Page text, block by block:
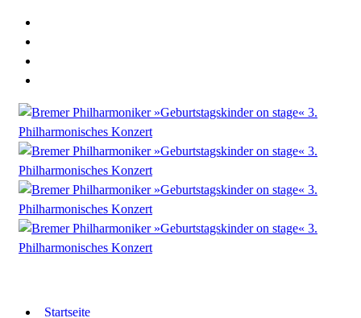
Startseite